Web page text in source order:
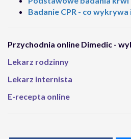
Badanie CPR - co
Przychodnia online Dimedic -
Lekarz rodzinny
Lekarz internista
E-recepta online